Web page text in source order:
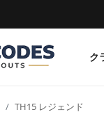
ク
TH15 レジェンド